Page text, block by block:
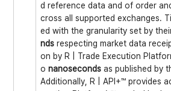
d reference data and of order
cross all supported exchanges.
ed with the granularity set by
nds respecting market data
on by R | Trade Execution
o nanoseconds as published by
Additionally, R | API+™ provides